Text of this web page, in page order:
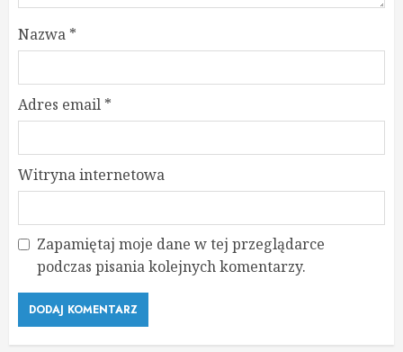
Nazwa *
Adres email *
Witryna internetowa
Zapamiętaj moje dane w tej przeglądarce
podczas pisania kolejnych komentarzy.